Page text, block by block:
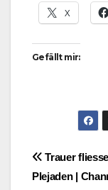
X
Gefällt mir:
Trauer
Plejaden |